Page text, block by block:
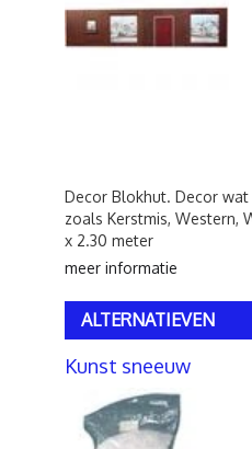
Decor Blokhut. Decor
zoals Kerstmis, Western,
x 2.30 meter
meer informatie
ALTERNATIEVEN
Kunst sneeuw